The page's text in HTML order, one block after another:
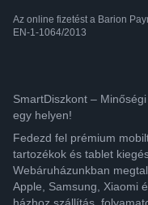
Az online fizetést a Barion
EN-1-1064/2013
SmartDiszkont –
egy helyen!
Fedezd fel prémium
tartozékok és tablet
Webáruházunkban
Apple, Samsung, Xiaomi
házhoz szállítás,